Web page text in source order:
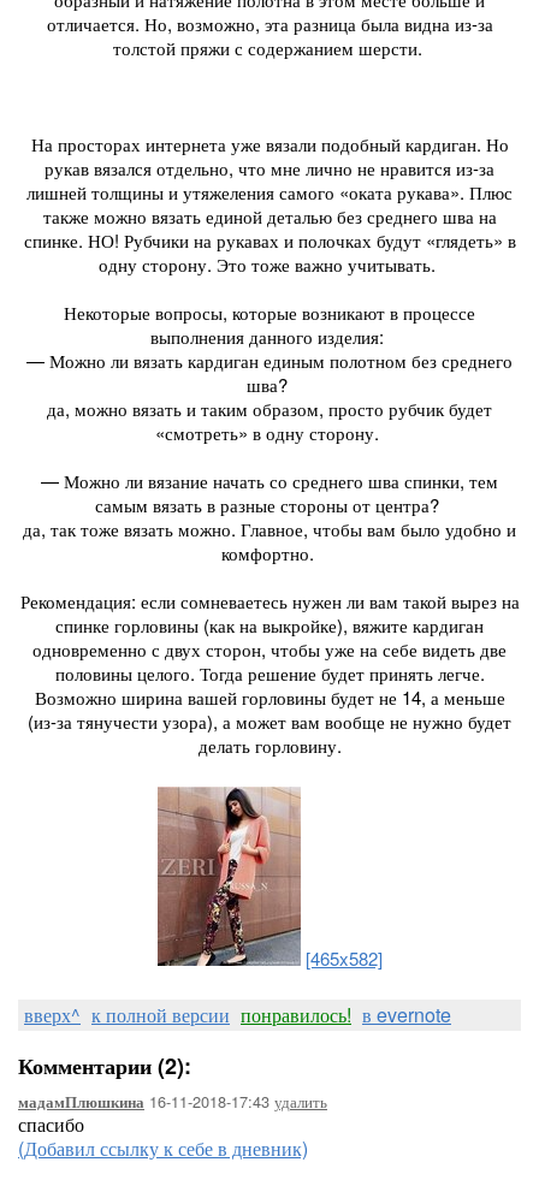
отличается. Но, возможно, эта разница была видна из-за
толстой пряжи с содержанием шерсти.
На просторах интернета уже вязали подобный кардиган. Но
рукав вязался отдельно, что мне лично не нравится из-за
лишней толщины и утяжеления самого «оката рукава». Плюс
также можно вязать единой деталью без среднего шва на
спинке. НО! Рубчики на рукавах и полочках будут «глядеть» в
одну сторону. Это тоже важно учитывать.
Некоторые вопросы, которые возникают в процессе
выполнения данного изделия:
— Можно ли вязать кардиган единым полотном без среднего
шва?
да, можно вязать и таким образом, просто рубчик будет
«смотреть» в одну сторону.
— Можно ли вязание начать со среднего шва спинки, тем
самым вязать в разные стороны от центра?
да, так тоже вязать можно. Главное, чтобы вам было удобно и
комфортно.
Рекомендация: если сомневаетесь нужен ли вам такой вырез на
спинке горловины (как на выкройке), вяжите кардиган
одновременно с двух сторон, чтобы уже на себе видеть две
половины целого. Тогда решение будет принять легче.
Возможно ширина вашей горловины будет не 14, а меньше
(из-за тянучести узора), а может вам вообще не нужно будет
делать горловину.
[465x582]
вверх^ к полной версии понравилось! в evernote
Комментарии (2):
мадамПлюшкина 16-11-2018-17:43 удалить
спасибо
(Добавил ссылку к себе в дневник)